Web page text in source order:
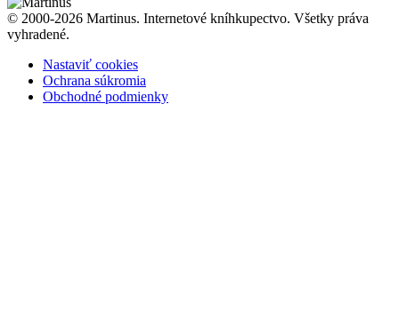
© 2000-2026 Martinus. Internetové kníhkupectvo. Všetky práva
vyhradené.
Nastaviť cookies
Ochrana súkromia
Obchodné podmienky